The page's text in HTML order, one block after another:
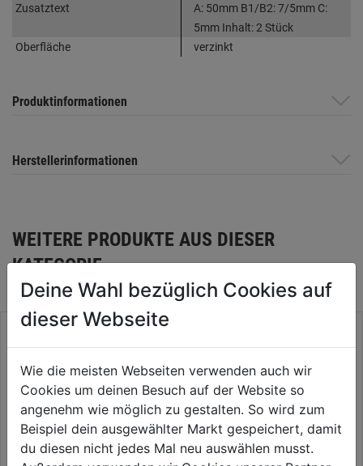
Zusatztext
A: 50mm B1/B2: 7/5mm C:
5mm Inhalt: 2 Stück
Oberfläche
verzinkt
Produktinformationen
Herstellerinformationen
WEITERE PRODUKTE AUS DIESER
KATEGORIE
Deine Wahl bezüglich Cookies auf
dieser Webseite
Wie die meisten Webseiten verwenden auch wir
Cookies um deinen Besuch auf der Website so
angenehm wie möglich zu gestalten. So wird zum
Beispiel dein ausgewählter Markt gespeichert, damit
du diesen nicht jedes Mal neu auswählen musst.